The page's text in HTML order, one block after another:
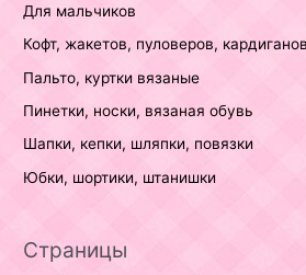
Для мальчиков
Кофт, жакетов, пуловеров, кардиганов
Пальто, куртки вязаные
Пинетки, носки, вязаная обувь
Шапки, кепки, шляпки, повязки
Юбки, шортики, штанишки
Страницы